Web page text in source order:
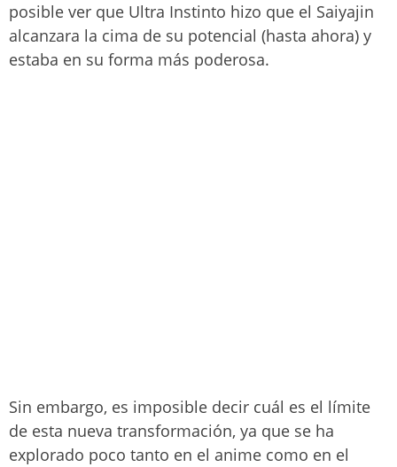
posible ver que Ultra Instinto hizo que el Saiyajin
alcanzara la cima de su potencial (hasta ahora) y
estaba en su forma más poderosa.
Sin embargo, es imposible decir cuál es el límite
de esta nueva transformación, ya que se ha
explorado poco tanto en el anime como en el